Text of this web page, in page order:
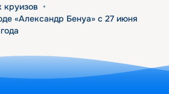
круизов •
«Александр Бенуа» с 27 июня